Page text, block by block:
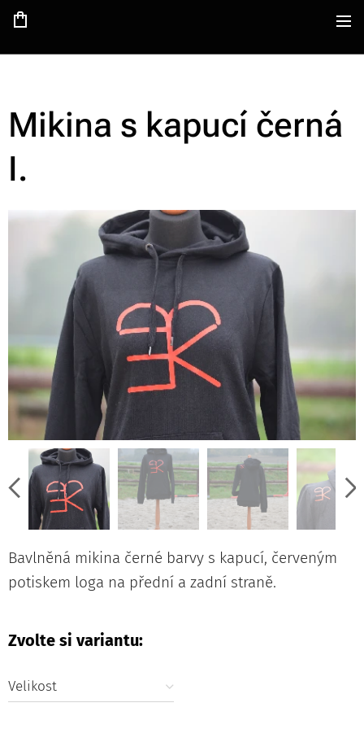
Mikina s kapucí černá
I.
Bavlněná mikina černé barvy s kapucí, červeným
potiskem loga na přední a zadní straně.
Zvolte si variantu:
Velikost